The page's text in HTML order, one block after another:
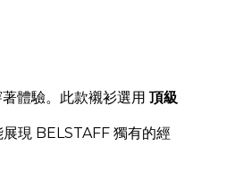
體驗。此款襯衫選用 頂級
現 BELSTAFF 獨有的經